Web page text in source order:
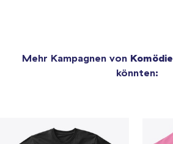
Mehr Kampagnen von Komödie
könnten: